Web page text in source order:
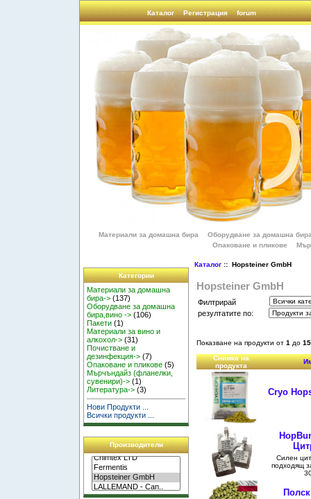
Каталог Регистрация forum
Материали за домашна бира
Оборудване за домашна
Опаковане и пликове
Категории
Материали за домашна
бира-> (137)
Оборудване за домашна
бира,вино -> (106)
Пакети (1)
Материали за вино и
алкохол-> (31)
Почистване и
дезинфекция-> (7)
Опаковане и пликове (5)
Мърчъндайз (фланелки,
сувенири)-> (1)
Литература-> (3)
Нови Продукти ...
Всички продукти ...
Производители
Каталог:: Hopsteiner GmbH
Hopsteiner GmbH
Филтрирай
резултатите по:
Показване на продукти от 1 до 15
Снимка на
продукта
Cryo
Силен
подходящ